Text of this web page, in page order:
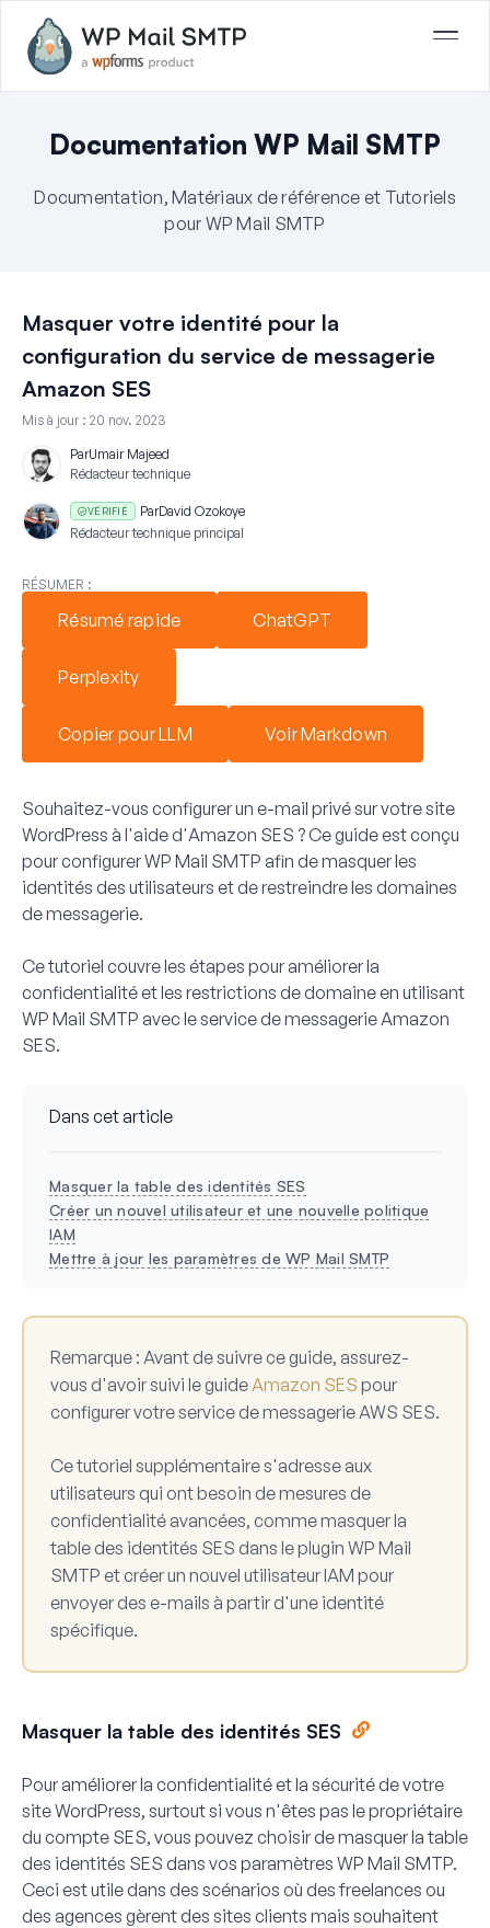
Documentation WP Mail SMTP
Documentation, Matériaux de référence et Tutoriels
pour WP Mail SMTP
Masquer votre identité pour la
configuration du service de messagerie
Amazon SES
Mis à jour : 20 nov. 2023
ParUmair Majeed
Rédacteur technique
VÉRIFIÉ ParDavid Ozokoye
Rédacteur technique principal
RÉSUMER :
Résumé rapide ChatGPT
Perplexity
Copier pour LLM Voir Markdown
Souhaitez-vous configurer un e-mail privé sur votre site
WordPress à l'aide d'Amazon SES ? Ce guide est conçu
pour configurer WP Mail SMTP afin de masquer les
identités des utilisateurs et de restreindre les domaines
de messagerie.
Ce tutoriel couvre les étapes pour améliorer la
confidentialité et les restrictions de domaine en utilisant
WP Mail SMTP avec le service de messagerie Amazon
SES.
Dans cet article
Masquer la table des identités SES
Créer un nouvel utilisateur et une nouvelle politique
IAM
Mettre à jour les paramètres de WP Mail SMTP
Remarque : Avant de suivre ce guide, assurez-
vous d'avoir suivi le guide Amazon SES pour
configurer votre service de messagerie AWS SES.
Ce tutoriel supplémentaire s'adresse aux
utilisateurs qui ont besoin de mesures de
confidentialité avancées, comme masquer la
table des identités SES dans le plugin WP Mail
SMTP et créer un nouvel utilisateur IAM pour
envoyer des e-mails à partir d'une identité
spécifique.
Masquer la table des identités SES
Pour améliorer la confidentialité et la sécurité de votre
site WordPress, surtout si vous n'êtes pas le propriétaire
du compte SES, vous pouvez choisir de masquer la table
des identités SES dans vos paramètres WP Mail SMTP.
Ceci est utile dans des scénarios où des freelances ou
des agences gèrent des sites clients mais souhaitent